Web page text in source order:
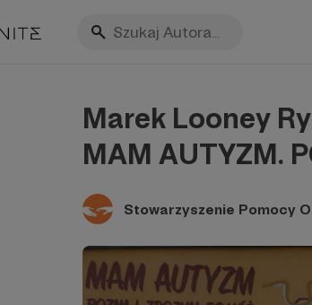
Marek Looney
MAM AUTYZM.
Stowarzyszenie Pomocy